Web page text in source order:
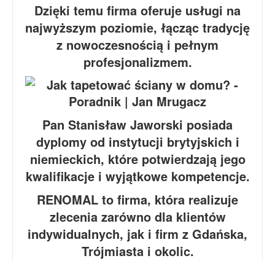
Dzięki temu firma oferuje usługi na
najwyższym poziomie, łącząc tradycję
z nowoczesnością i pełnym
profesjonalizmem.
Pan Stanisław Jaworski posiada
dyplomy od instytucji brytyjskich i
niemieckich, które potwierdzają jego
kwalifikacje i wyjątkowe kompetencje.
RENOMAL to firma, która realizuje
zlecenia zarówno dla klientów
indywidualnych, jak i firm z Gdańska,
Trójmiasta i okolic.